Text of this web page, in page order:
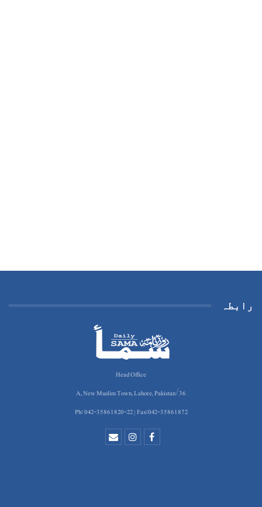
رابطہ
Head Office
36/A, New Muslim Town, Lahore, Pakistan
Ph: 042-35861820-22 | Fax:042-35861872